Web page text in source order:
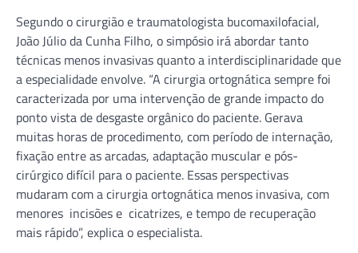
Segundo o cirurgião e traumatologista bucomaxilofacial,
João Júlio da Cunha Filho, o simpósio irá abordar tanto
técnicas menos invasivas quanto a interdisciplinaridade que
a especialidade envolve. “A cirurgia ortognática sempre foi
caracterizada por uma intervenção de grande impacto do
ponto vista de desgaste orgânico do paciente. Gerava
muitas horas de procedimento, com período de internação,
fixação entre as arcadas, adaptação muscular e pós-
cirúrgico difícil para o paciente. Essas perspectivas
mudaram com a cirurgia ortognática menos invasiva, com
menores incisões e cicatrizes, e tempo de recuperação
mais rápido”, explica o especialista.